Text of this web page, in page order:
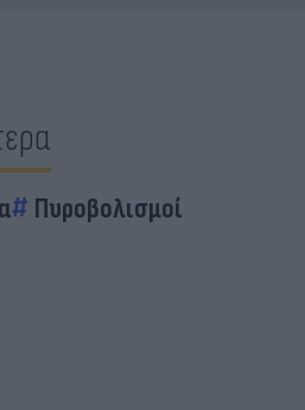
Πυροβολισμοί